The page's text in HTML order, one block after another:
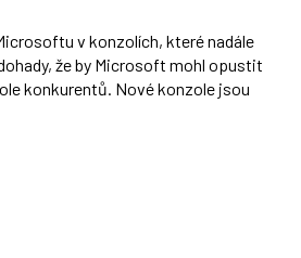
v konzolích, které nadále
že by Microsoft mohl opustit
konkurentů. Nové konzole jsou